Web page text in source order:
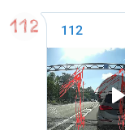
Хотя Гасанов
характер своих
активно
Фото: Пресс-служба